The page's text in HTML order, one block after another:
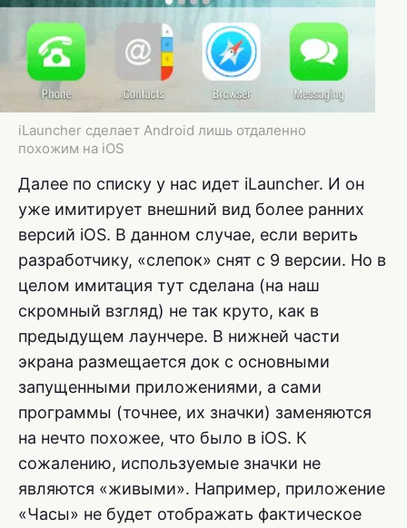
iLauncher сделает Android лишь отдаленно
похожим на iOS
Далее по списку у нас идет iLauncher. И он
уже имитирует внешний вид более ранних
версий iOS. В данном случае, если верить
разработчику, «слепок» снят с 9 версии. Но в
целом имитация тут сделана (на наш
скромный взгляд) не так круто, как в
предыдущем лаунчере. В нижней части
экрана размещается док с основными
запущенными приложениями, а сами
программы (точнее, их значки) заменяются
на нечто похожее, что было в iOS. К
сожалению, используемые значки не
являются «живыми». Например, приложение
«Часы» не будет отображать фактическое